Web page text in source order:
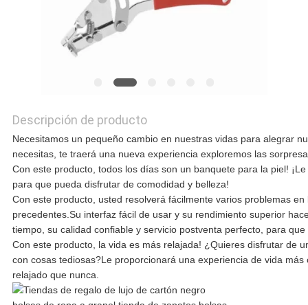
NOTICIAS
TRABAJO
SOLICITAR
UNA CITA
MAPA
DEL
Descripción de producto
Necesitamos un pequeño cambio en nuestras vidas para alegrar
necesitas, te traerá una nueva experiencia exploremos las
Con este producto, todos los días son un banquete para la piel!
para que pueda disfrutar de comodidad y belleza!
Con este producto, usted resolverá fácilmente varios problemas
precedentes.Su interfaz fácil de usar y su rendimiento superior
tiempo, su calidad confiable y servicio postventa perfecto, para
Con este producto, la vida es más relajada! ¿Quieres disfrutar de
con cosas tediosas?Le proporcionará una experiencia de vida
relajado que nunca.